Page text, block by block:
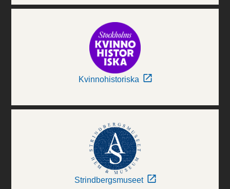
Kvinnohistoriska
Strindbergsmuseet